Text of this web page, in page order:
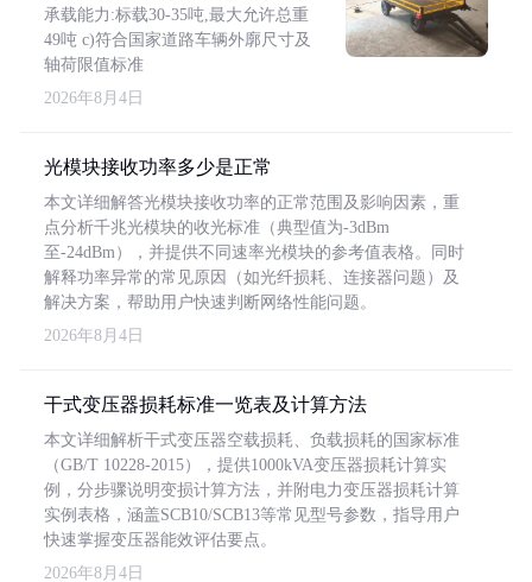
承载能力:标载30-35吨,最大允许总重
49吨 c)符合国家道路车辆外廓尺寸及
轴荷限值标准
2026年8月4日
光模块接收功率多少是正常
本文详细解答光模块接收功率的正常范围及影响因素，重
点分析千兆光模块的收光标准（典型值为-3dBm
至-24dBm），并提供不同速率光模块的参考值表格。同时
解释功率异常的常见原因（如光纤损耗、连接器问题）及
解决方案，帮助用户快速判断网络性能问题。
2026年8月4日
干式变压器损耗标准一览表及计算方法
本文详细解析干式变压器空载损耗、负载损耗的国家标准
（GB/T 10228-2015），提供1000kVA变压器损耗计算实
例，分步骤说明变损计算方法，并附电力变压器损耗计算
实例表格，涵盖SCB10/SCB13等常见型号参数，指导用户
快速掌握变压器能效评估要点。
2026年8月4日